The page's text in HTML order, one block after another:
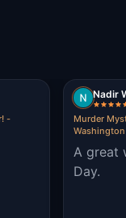
-
Nadir
Murder
A great
Day.